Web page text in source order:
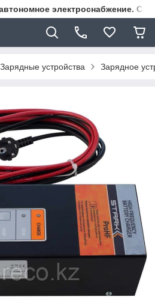
электроснабжение.
Зарядные устройства Зарядное